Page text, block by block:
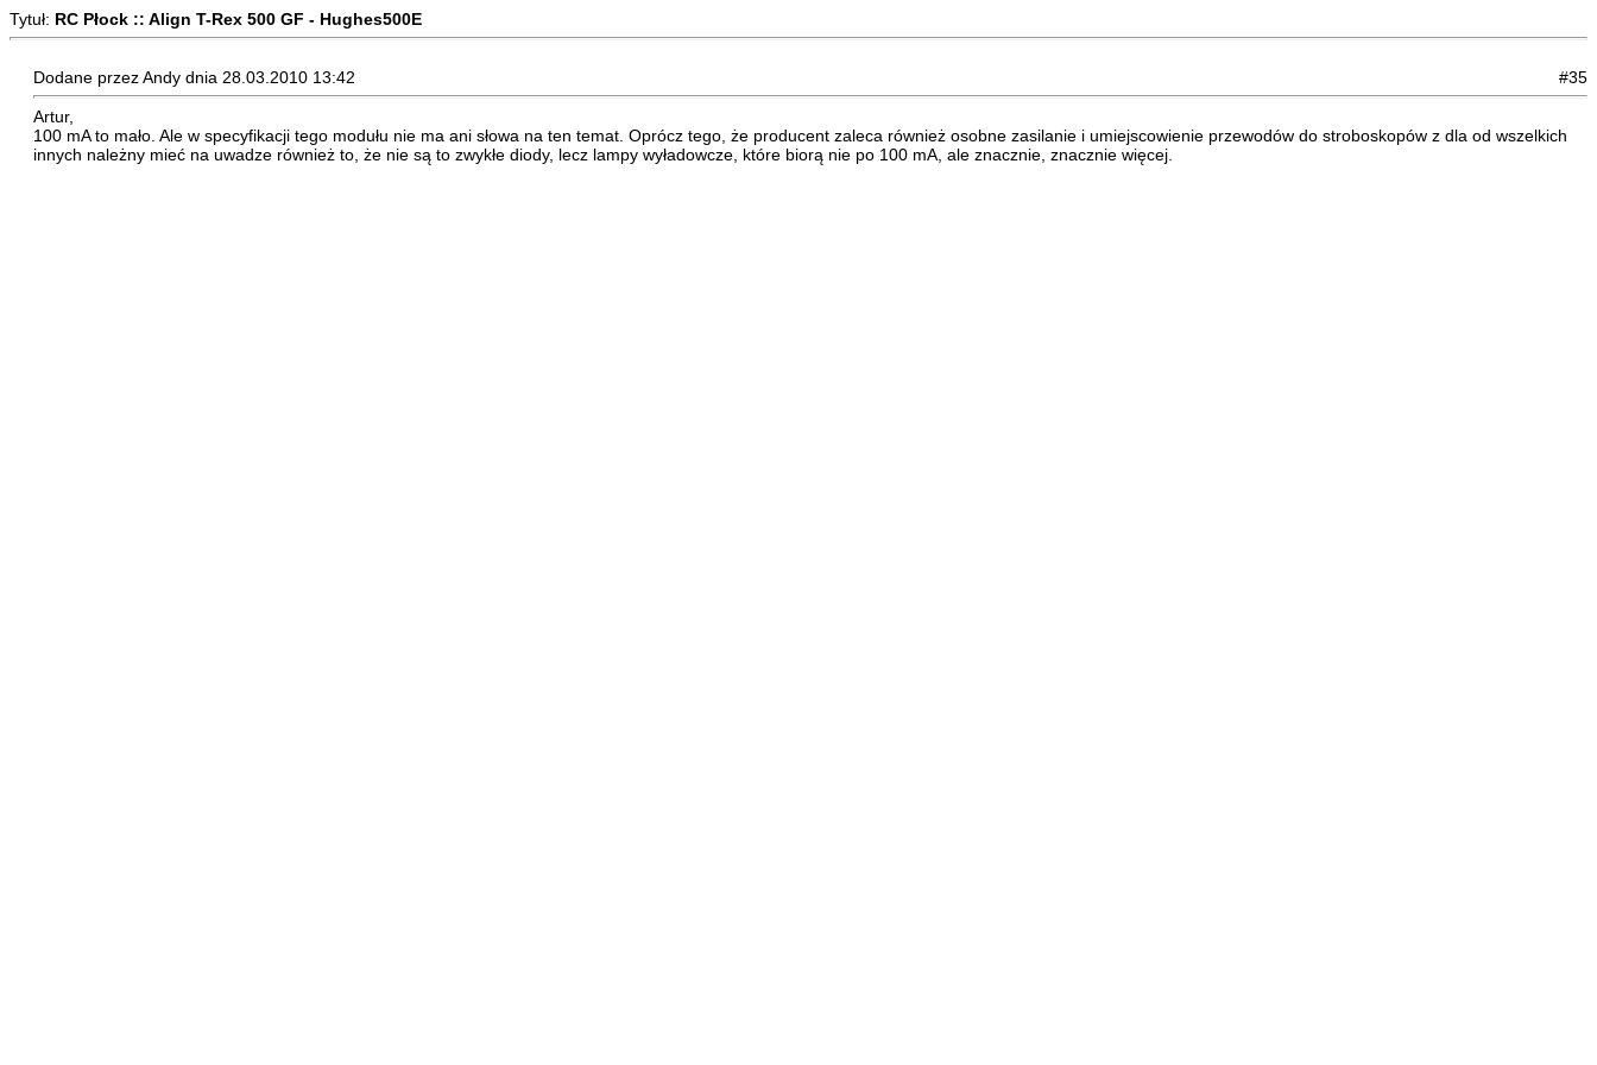
Tytuł: RC Płock :: Align T-Rex 500 GF - Hughes500E
Dodane przez Andy dnia 28.03.2010 13:42 #35
Artur,
100 mA to mało. Ale w specyfikacji tego modułu nie ma ani słowa na ten temat. Oprócz tego, że producent zaleca również osobne zasilanie i umiejscowienie przewodów do stroboskopów z dla od wszelkich
innych należny mieć na uwadze również to, że nie są to zwykłe diody, lecz lampy wyładowcze, które biorą nie po 100 mA, ale znacznie, znacznie więcej.